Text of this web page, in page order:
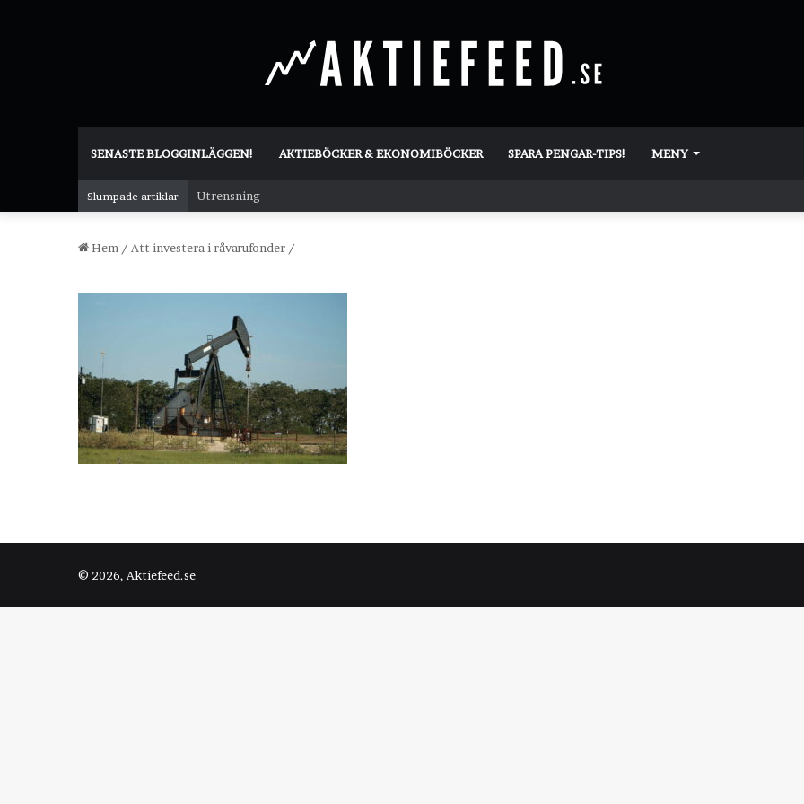
SENASTE BLOGGINLÄGGEN! AKTIEBÖCKER & EKONOMIBÖCKER SPARA PENGAR-TIPS! MENY
Slumpade artiklar Utrensning
Hem / Att investera i råvarufonder /
© 2026, Aktiefeed.se